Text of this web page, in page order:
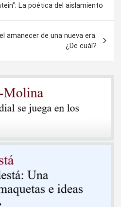
La poética del aislamiento
amanecer de una nueva era.
¿De cuál?